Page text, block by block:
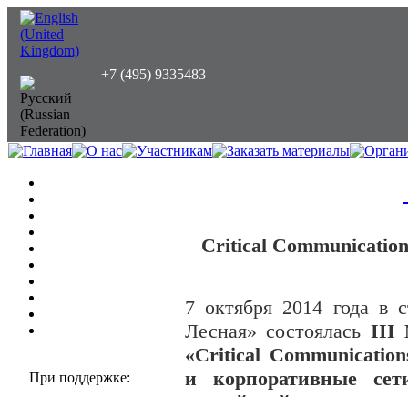
+7 (495) 9335483
При поддержке:
Critical
7 октября 2014 года в
Лесная» состоялась III
«Critical
и корпоративные